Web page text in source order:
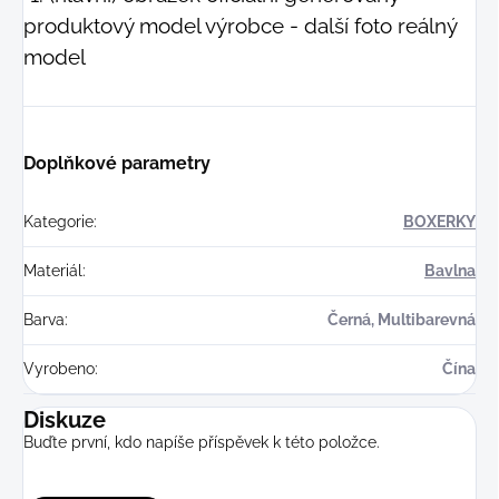
produktový model výrobce - další foto reálný
model
Doplňkové parametry
Kategorie: BOXERKY
Materiál : Bavlna
Barva: Černá, Multibarevná
Vyrobeno: Čína
Diskuze
Buďte první, kdo napíše příspěvek k této položce.